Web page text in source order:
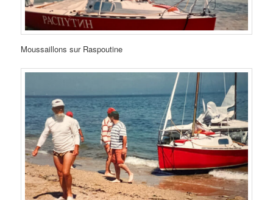
Moussaillons sur Raspoutine